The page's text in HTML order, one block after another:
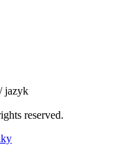
jazyk
reserved.